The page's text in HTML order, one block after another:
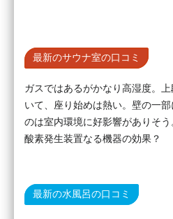
最新のサウナ室の口コミ
ガスではあるがかなり高湿度。
いて、座り始めは熱い。壁の一
のは室内環境に好影響がありそ
酸素発生装置なる機器の効果？
最新の水風呂の口コミ